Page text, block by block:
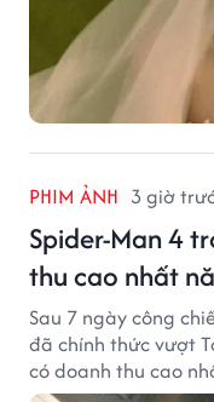
PHIM ẢNH 3 giờ
Spider-Man 4
thu cao nhất
Sau 7 ngày công
đã chính thức vượt
có doanh thu cao